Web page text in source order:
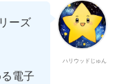
ハリウッドじゅん
ーズ
電子